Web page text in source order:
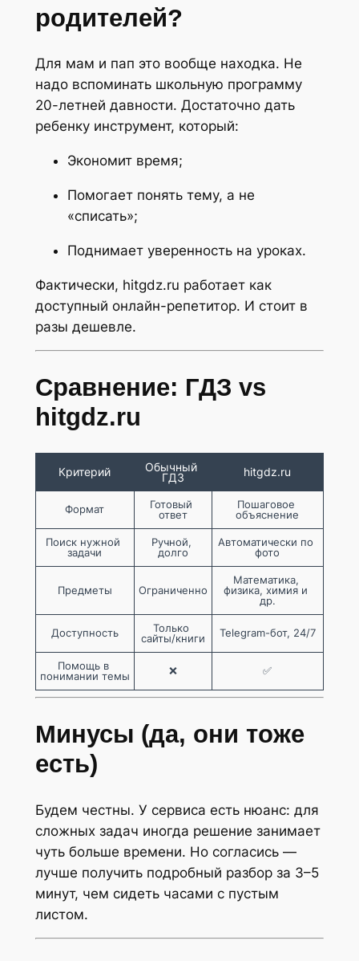
родителей?
Для мам и пап это вообще находка. Не
надо вспоминать школьную программу
20-летней давности. Достаточно дать
ребенку инструмент, который:
Экономит время;
Помогает понять тему, а не
«списать»;
Поднимает уверенность на уроках.
Фактически, hitgdz.ru работает как
доступный онлайн-репетитор. И стоит в
разы дешевле.
Сравнение: ГДЗ vs
hitgdz.ru
Критерий Обычный
ГДЗ hitgdz.ru
Формат
Готовый
ответ
Пошаговое
объяснение
Поиск нужной
задачи
Ручной,
долго
Автоматически по
фото
Предметы Ограниченно
Математика,
физика, химия и
др.
Доступность
Только
сайты/книги
Telegram-бот, 24/7
Помощь в
понимании темы
❌ ✅
Минусы (да, они тоже
есть)
Будем честны. У сервиса есть нюанс: для
сложных задач иногда решение занимает
чуть больше времени. Но согласись —
лучше получить подробный разбор за 3–5
минут, чем сидеть часами с пустым
листом.